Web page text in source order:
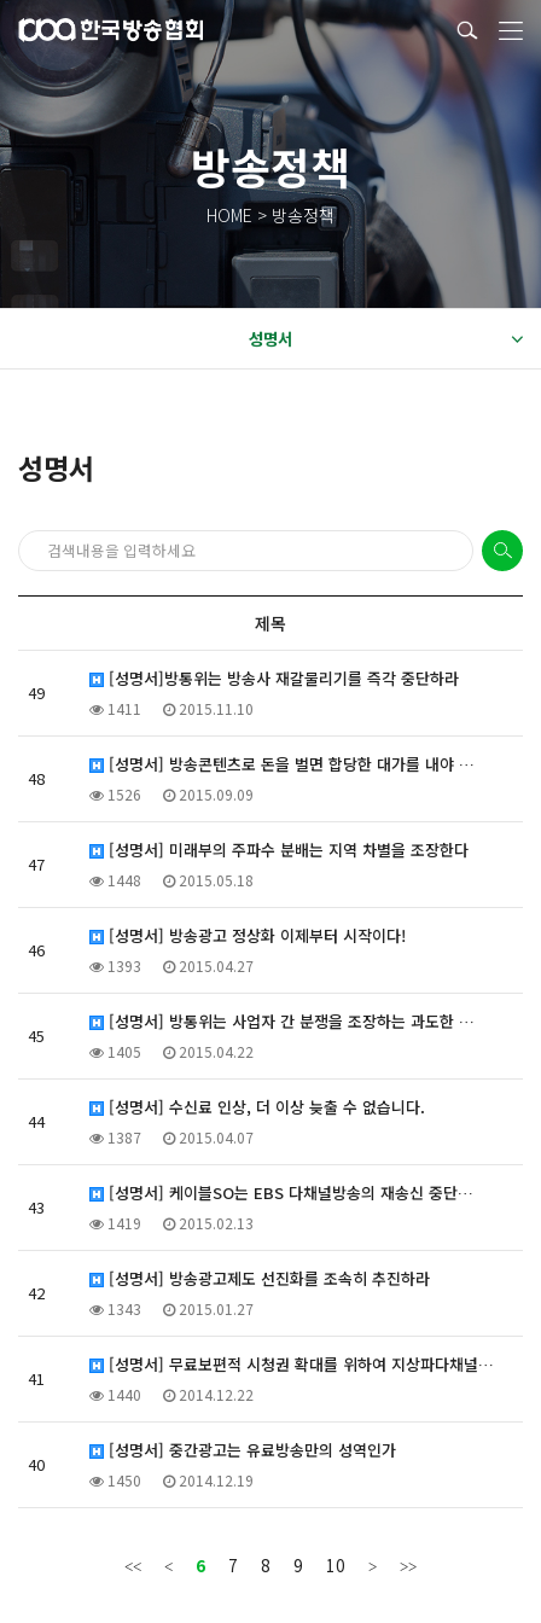
방송정책
HOME > 방송정책
성명서
성명서
제목
49
[성명서]방통위는 방송사 재갈물리기를 즉각 중단하라
1411 2015.11.10
48
[성명서] 방송콘텐츠로 돈을 벌면 합당한 대가를 내야 …
1526 2015.09.09
47
[성명서] 미래부의 주파수 분배는 지역 차별을 조장한다
1448 2015.05.18
46
[성명서] 방송광고 정상화 이제부터 시작이다!
1393 2015.04.27
45
[성명서] 방통위는 사업자 간 분쟁을 조장하는 과도한 …
1405 2015.04.22
44
[성명서] 수신료 인상, 더 이상 늦출 수 없습니다.
1387 2015.04.07
43
[성명서] 케이블SO는 EBS 다채널방송의 재송신 중단…
1419 2015.02.13
42
[성명서] 방송광고제도 선진화를 조속히 추진하라
1343 2015.01.27
41
[성명서] 무료보편적 시청권 확대를 위하여 지상파다채널…
1440 2014.12.22
40
[성명서] 중간광고는 유료방송만의 성역인가
1450 2014.12.19
6 7 8 9 10